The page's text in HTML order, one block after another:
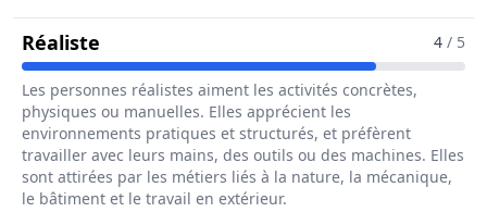
Réaliste Pour Le Métier De Chargé / Chargée
4 / 5
Les personnes réalistes aiment les activités concrètes,
physiques ou manuelles. Elles apprécient les
environnements pratiques et structurés, et préfèrent
travailler avec leurs mains, des outils ou des machines. Elles
sont attirées par les métiers liés à la nature, la mécanique,
le bâtiment et le travail en extérieur.